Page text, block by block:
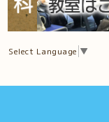
Select Language ▼